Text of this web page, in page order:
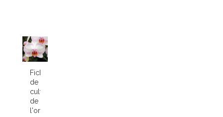
Fiche
de
culture
de
l'orchidée...